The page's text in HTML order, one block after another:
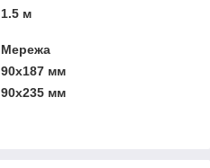
1.5 м
Мережа
90x187 мм
90x235 мм